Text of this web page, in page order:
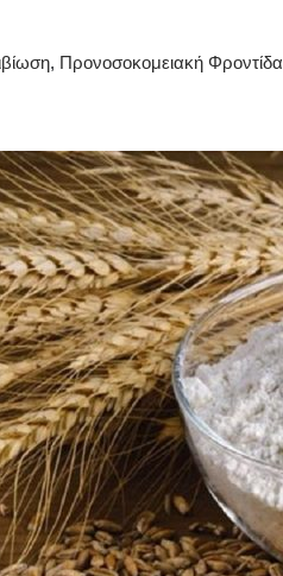
, Προνοσοκομειακή Φροντίδα